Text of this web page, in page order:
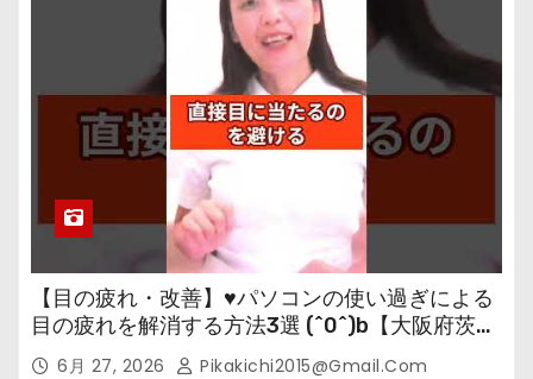
【目の疲れ・改善】♥パソコンの使い過ぎによる
目の疲れを解消する方法3選 (^0^)b【大阪府茨木
市の女性・美容鍼灸・整体師が教えます。】
6月 27, 2026 Pikakichi2015@gmail.com